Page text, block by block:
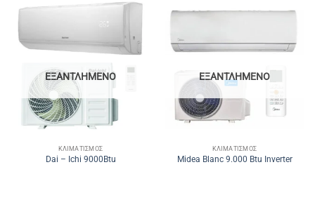
ΕΞΑΝΤΛΗΜΈΝΟ
ΚΛΙΜΑΤΙΣΜΌΣ
Dai – Ichi 9000Btu
ΕΞΑΝΤΛΗΜΈΝΟ
ΚΛΙΜΑΤΙΣΜΌΣ
Midea Blanc 9.000 Btu Inverter